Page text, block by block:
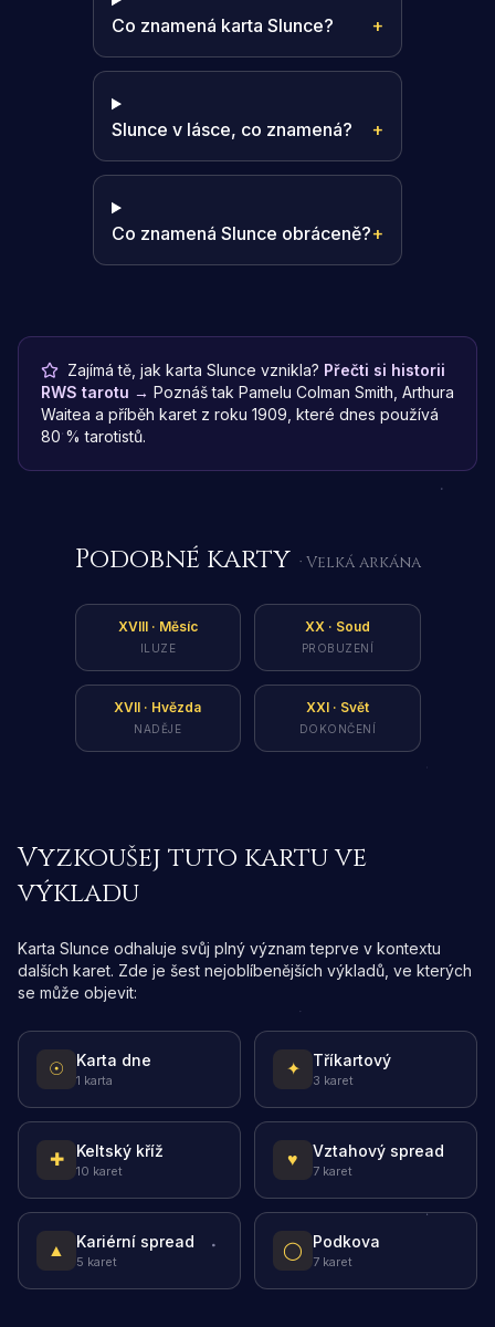
Co znamená karta Slunce? +
Slunce v lásce, co znamená? +
Co znamená Slunce obráceně?+
Zajímá tě, jak karta Slunce vznikla? Přečti si historii
RWS tarotu → Poznáš tak Pamelu Colman Smith, Arthura
Waitea a příběh karet z roku 1909, které dnes používá
80 % tarotistů.
Podobné karty · Velká arkána
XVIII· Měsíc
ILUZE
XX· Soud
PROBUZENÍ
XVII · Hvězda
NADĚJE
XXI· Svět
DOKONČENÍ
Vyzkoušej tuto kartu ve
výkladu
Karta Slunce odhaluje svůj plný význam teprve v kontextu
dalších karet. Zde je šest nejoblíbenějších výkladů, ve kterých
se může objevit:
☉ Karta dne
1 karta ✦ Tříkartový
3 karet
✚ Keltský kříž
10 karet ♥ Vztahový spread
7 karet
▲ Kariérní spread
5 karet ◯ Podkova
7 karet